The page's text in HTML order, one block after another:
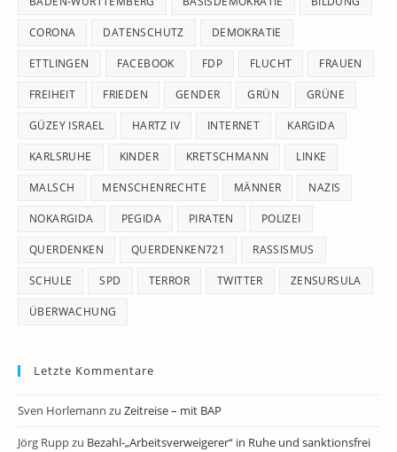
CORONA DATENSCHUTZ DEMOKRATIE
ETTLINGEN FACEBOOK FDP FLUCHT FRAUEN
FREIHEIT FRIEDEN GENDER GRÜN GRÜNE
GÜZEY ISRAEL HARTZ IV INTERNET KARGIDA
KARLSRUHE KINDER KRETSCHMANN LINKE
MALSCH MENSCHENRECHTE MÄNNER NAZIS
NOKARGIDA PEGIDA PIRATEN POLIZEI
QUERDENKEN QUERDENKEN721 RASSISMUS
SCHULE SPD TERROR TWITTER ZENSURSULA
ÜBERWACHUNG
Letzte Kommentare
Sven Horlemann zu Zeitreise – mit BAP
Jörg Ruppzu Bezahl-„Arbeitsverweigerer“ in Ruhe und sanktionsfrei